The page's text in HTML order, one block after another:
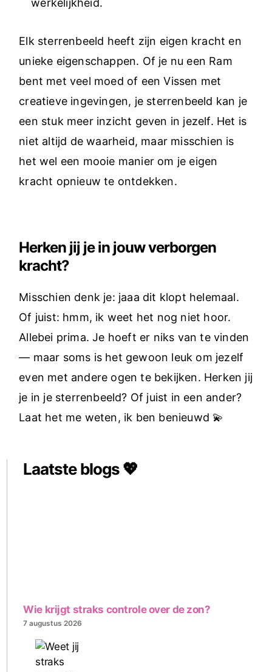
Elk sterrenbeeld heeft zijn eigen kracht en
unieke eigenschappen. Of je nu een Ram
bent met veel moed of een Vissen met
creatieve ingevingen, je sterrenbeeld kan je
een stuk meer inzicht geven in jezelf. Het is
niet altijd de waarheid, maar misschien is
het wel een mooie manier om je eigen
kracht opnieuw te ontdekken.
Herken jij je in jouw verborgen
kracht?
Misschien denk je: jaaa dit klopt helemaal.
Of juist: hmm, ik weet het nog niet hoor.
Allebei prima. Je hoeft er niks van te vinden
— maar soms is het gewoon leuk om jezelf
even met andere ogen te bekijken. Herken jij
je in je sterrenbeeld? Of juist in een ander?
Laat het me weten, ik ben benieuwd 💫
Laatste blogs 💖
Wie krijgt straks controle over de zon?
7 augustus 2026